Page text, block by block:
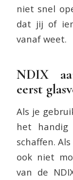
niet snel
dat jij of
vanaf weet.
NDIX
eerst
Als je
het
schaffen.
ook niet
van de